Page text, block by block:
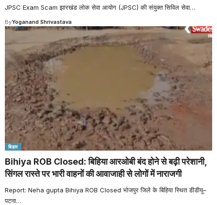
JPSC Exam Scam झारखंड लोक सेवा आयोग (JPSC) की संयुक्त सिविल सेवा…
ByYoganand Shrivastava
बिहार
Bihiya ROB Closed: बिहिया आरओबी बंद होने से बढ़ी परेशानी,
सिंगल रास्ते पर भारी वाहनों की आवाजाही से लोगों में नाराजगी
Report: Neha gupta Bihiya ROB Closed भोजपुर जिले के बिहिया स्थित डीडीयू–
पटना…